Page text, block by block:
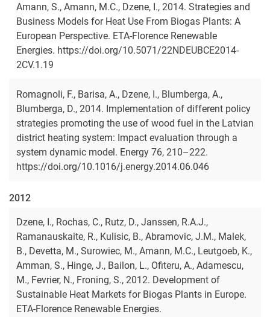
Amann, S., Amann, M.C., Dzene, I., 2014. Strategies and
Business Models for Heat Use From Biogas Plants: A
European Perspective. ETA-Florence Renewable
Energies. https://doi.org/10.5071/22NDEUBCE2014-
2CV.1.19
Romagnoli, F., Barisa, A., Dzene, I., Blumberga, A.,
Blumberga, D., 2014. Implementation of different policy
strategies promoting the use of wood fuel in the Latvian
district heating system: Impact evaluation through a
system dynamic model. Energy 76, 210–222.
https://doi.org/10.1016/j.energy.2014.06.046
2012
Dzene, I., Rochas, C., Rutz, D., Janssen, R.A.J.,
Ramanauskaite, R., Kulisic, B., Abramovic, J.M., Malek,
B., Devetta, M., Surowiec, M., Amann, M.C., Leutgoeb, K.,
Amman, S., Hinge, J., Bailon, L., Ofiteru, A., Adamescu,
M., Fevrier, N., Froning, S., 2012. Development of
Sustainable Heat Markets for Biogas Plants in Europe.
ETA-Florence Renewable Energies.